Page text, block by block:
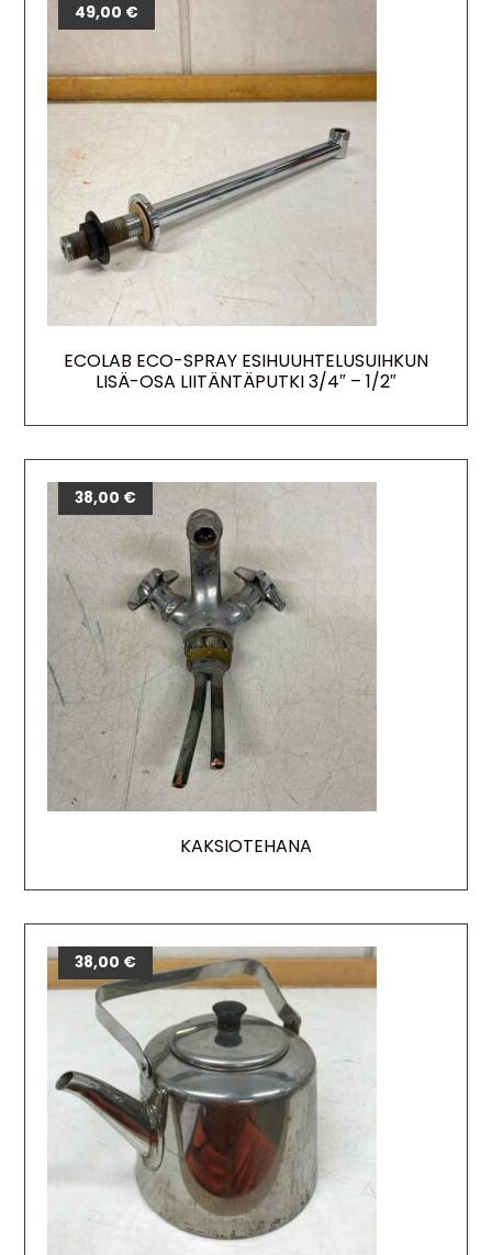
ECOLAB ECO-SPRAY ESIHUUHTELUSUIHKUN
LISÄ-OSA LIITÄNTÄPUTKI 3/4″ – 1/2″
49,00 €
KAKSIOTEHANA
38,00 €
38,00 €